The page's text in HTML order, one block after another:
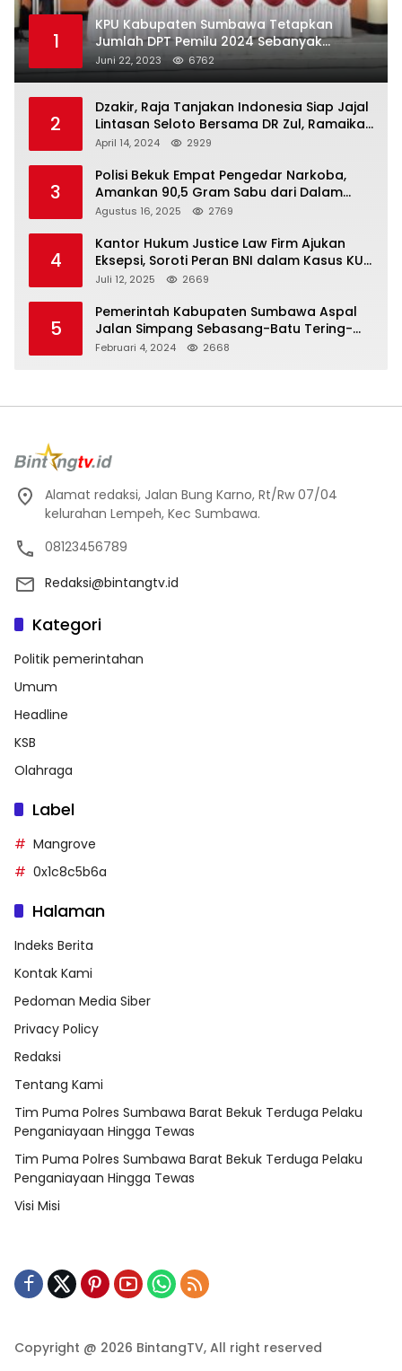
1
KPU Kabupaten Sumbawa Tetapkan
Jumlah DPT Pemilu 2024 Sebanyak
367.987 Pemilih
Juni 22, 2023 6762
2
Dzakir, Raja Tanjakan Indonesia Siap Jajal
Lintasan Seloto Bersama DR Zul, Ramaikan
Trabas JAS #2 KSB
April 14, 2024 2929
3
Polisi Bekuk Empat Pengedar Narkoba,
Amankan 90,5 Gram Sabu dari Dalam
Mobil
Agustus 16, 2025 2769
4
Kantor Hukum Justice Law Firm Ajukan
Eksepsi, Soroti Peran BNI dalam Kasus KUR
Bawang Merah KCP Woha
Juli 12, 2025 2669
5
Pemerintah Kabupaten Sumbawa Aspal
Jalan Simpang Sebasang-Batu Tering-
Lito
Februari 4, 2024 2668
Alamat redaksi, Jalan Bung Karno, Rt/Rw 07/04
kelurahan Lempeh, Kec Sumbawa.
08123456789
Redaksi@bintangtv.id
Kategori
Politik pemerintahan
Umum
Headline
KSB
Olahraga
Label
Mangrove
0x1c8c5b6a
Halaman
Indeks Berita
Kontak Kami
Pedoman Media Siber
Privacy Policy
Redaksi
Tentang Kami
Tim Puma Polres Sumbawa Barat Bekuk Terduga Pelaku
Penganiayaan Hingga Tewas
Tim Puma Polres Sumbawa Barat Bekuk Terduga Pelaku
Penganiayaan Hingga Tewas
Visi Misi
Copyright @ 2026 BintangTV, All right reserved